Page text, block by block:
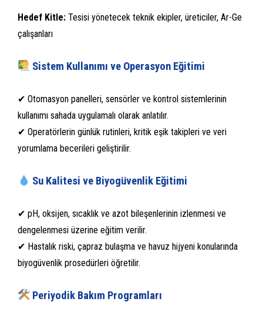
Hedef Kitle: Tesisi yönetecek teknik ekipler, üreticiler, Ar-Ge
çalışanları
Sistem Kullanımı ve Operasyon Eğitimi
✔ Otomasyon panelleri, sensörler ve kontrol sistemlerinin
kullanımı sahada uygulamalı olarak anlatılır.
✔ Operatörlerin günlük rutinleri, kritik eşik takipleri ve veri
yorumlama becerileri geliştirilir.
Su Kalitesi ve Biyogüvenlik Eğitimi
✔ pH, oksijen, sıcaklık ve azot bileşenlerinin izlenmesi ve
dengelenmesi üzerine eğitim verilir.
✔ Hastalık riski, çapraz bulaşma ve havuz hijyeni konularında
biyogüvenlik prosedürleri öğretilir.
Periyodik Bakım Programları